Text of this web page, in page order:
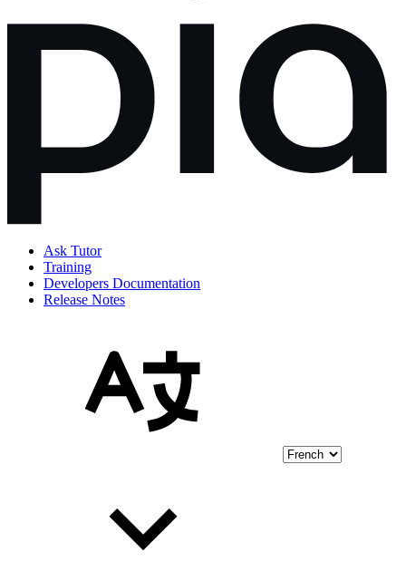
Ask Tutor
Training
Developers Documentation
Release Notes